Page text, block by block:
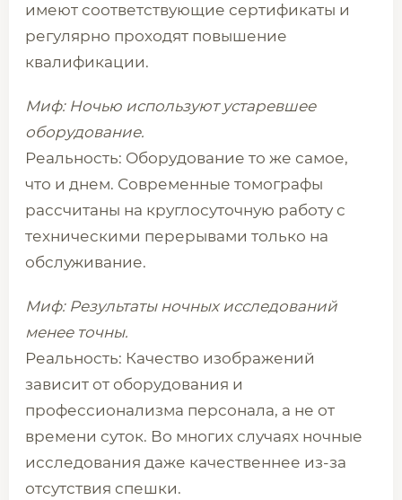
имеют соответствующие сертификаты и
регулярно проходят повышение
квалификации.
Миф: Ночью используют устаревшее
оборудование.
Реальность: Оборудование то же самое,
что и днем. Современные томографы
рассчитаны на круглосуточную работу с
техническими перерывами только на
обслуживание.
Миф: Результаты ночных исследований
менее точны.
Реальность: Качество изображений
зависит от оборудования и
профессионализма персонала, а не от
времени суток. Во многих случаях ночные
исследования даже качественнее из-за
отсутствия спешки.